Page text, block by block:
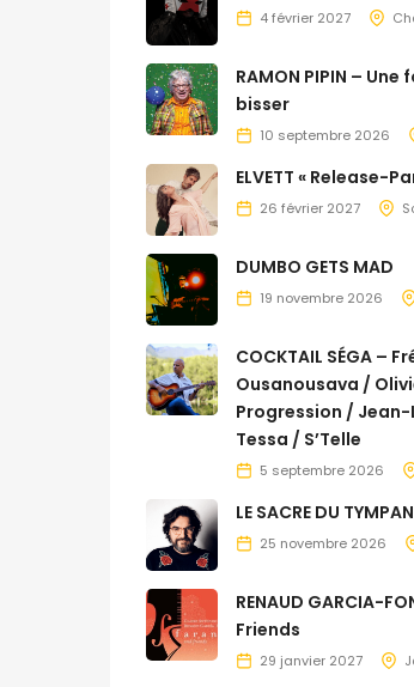
4 février 2027
RAMON PIPIN –
bisser
10 septembre 2026
ELVETT « Release-
26 février 2027
DUMBO GETS MAD
19 novembre 2026
COCKTAIL SÉGA –
Ousanousava /
Progression / Jean-
Tessa / S’Telle
5 septembre 2026
LE SACRE DU
25 novembre 2026
RENAUD GARCIA-
Friends
29 janvier 2027